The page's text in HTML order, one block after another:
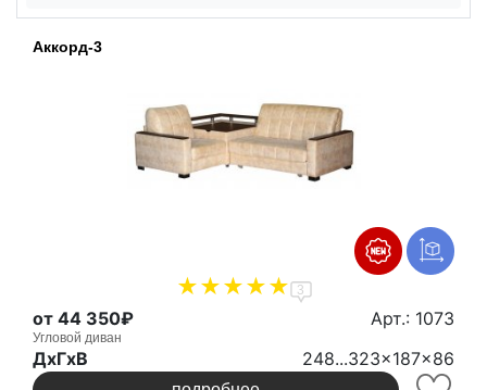
Аккорд-3
3
от 44 350₽ Арт.: 1073
Угловой диван
ДxГxВ 248...323x187x86